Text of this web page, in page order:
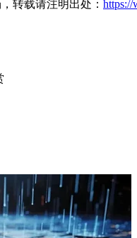
转载请注明出处： https://